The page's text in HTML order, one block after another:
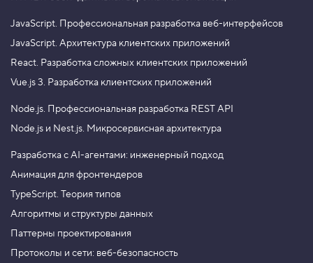
JavaScript. Профессиональная разработка веб-интерфейсов
JavaScript. Архитектура клиентских приложений
React. Разработка сложных клиентских приложений
Vue.js 3. Разработка клиентских приложений
Node.js. Профессиональная разработка REST API
Node.js и Nest.js. Микросервисная архитектура
Разработка с AI-агентами: инженерный подход
Анимация для фронтендеров
TypeScript. Теория типов
Алгоритмы и структуры данных
Паттерны проектирования
Протоколы и сети: веб-безопасность